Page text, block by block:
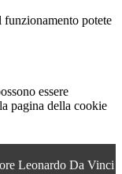
funzionamento potete
essere
pagina della cookie
Leonardo Da Vinci